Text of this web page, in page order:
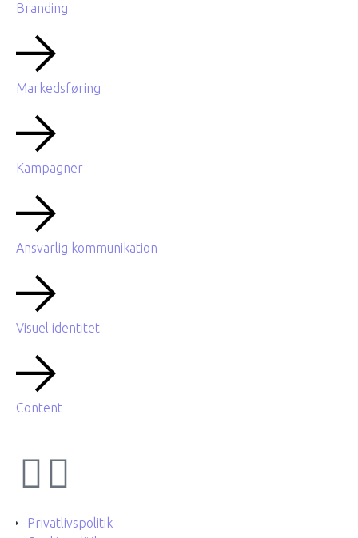
Branding
Markedsføring
Kampagner
Ansvarlig kommunikation
Visuel identitet
Content
Privatlivspolitik